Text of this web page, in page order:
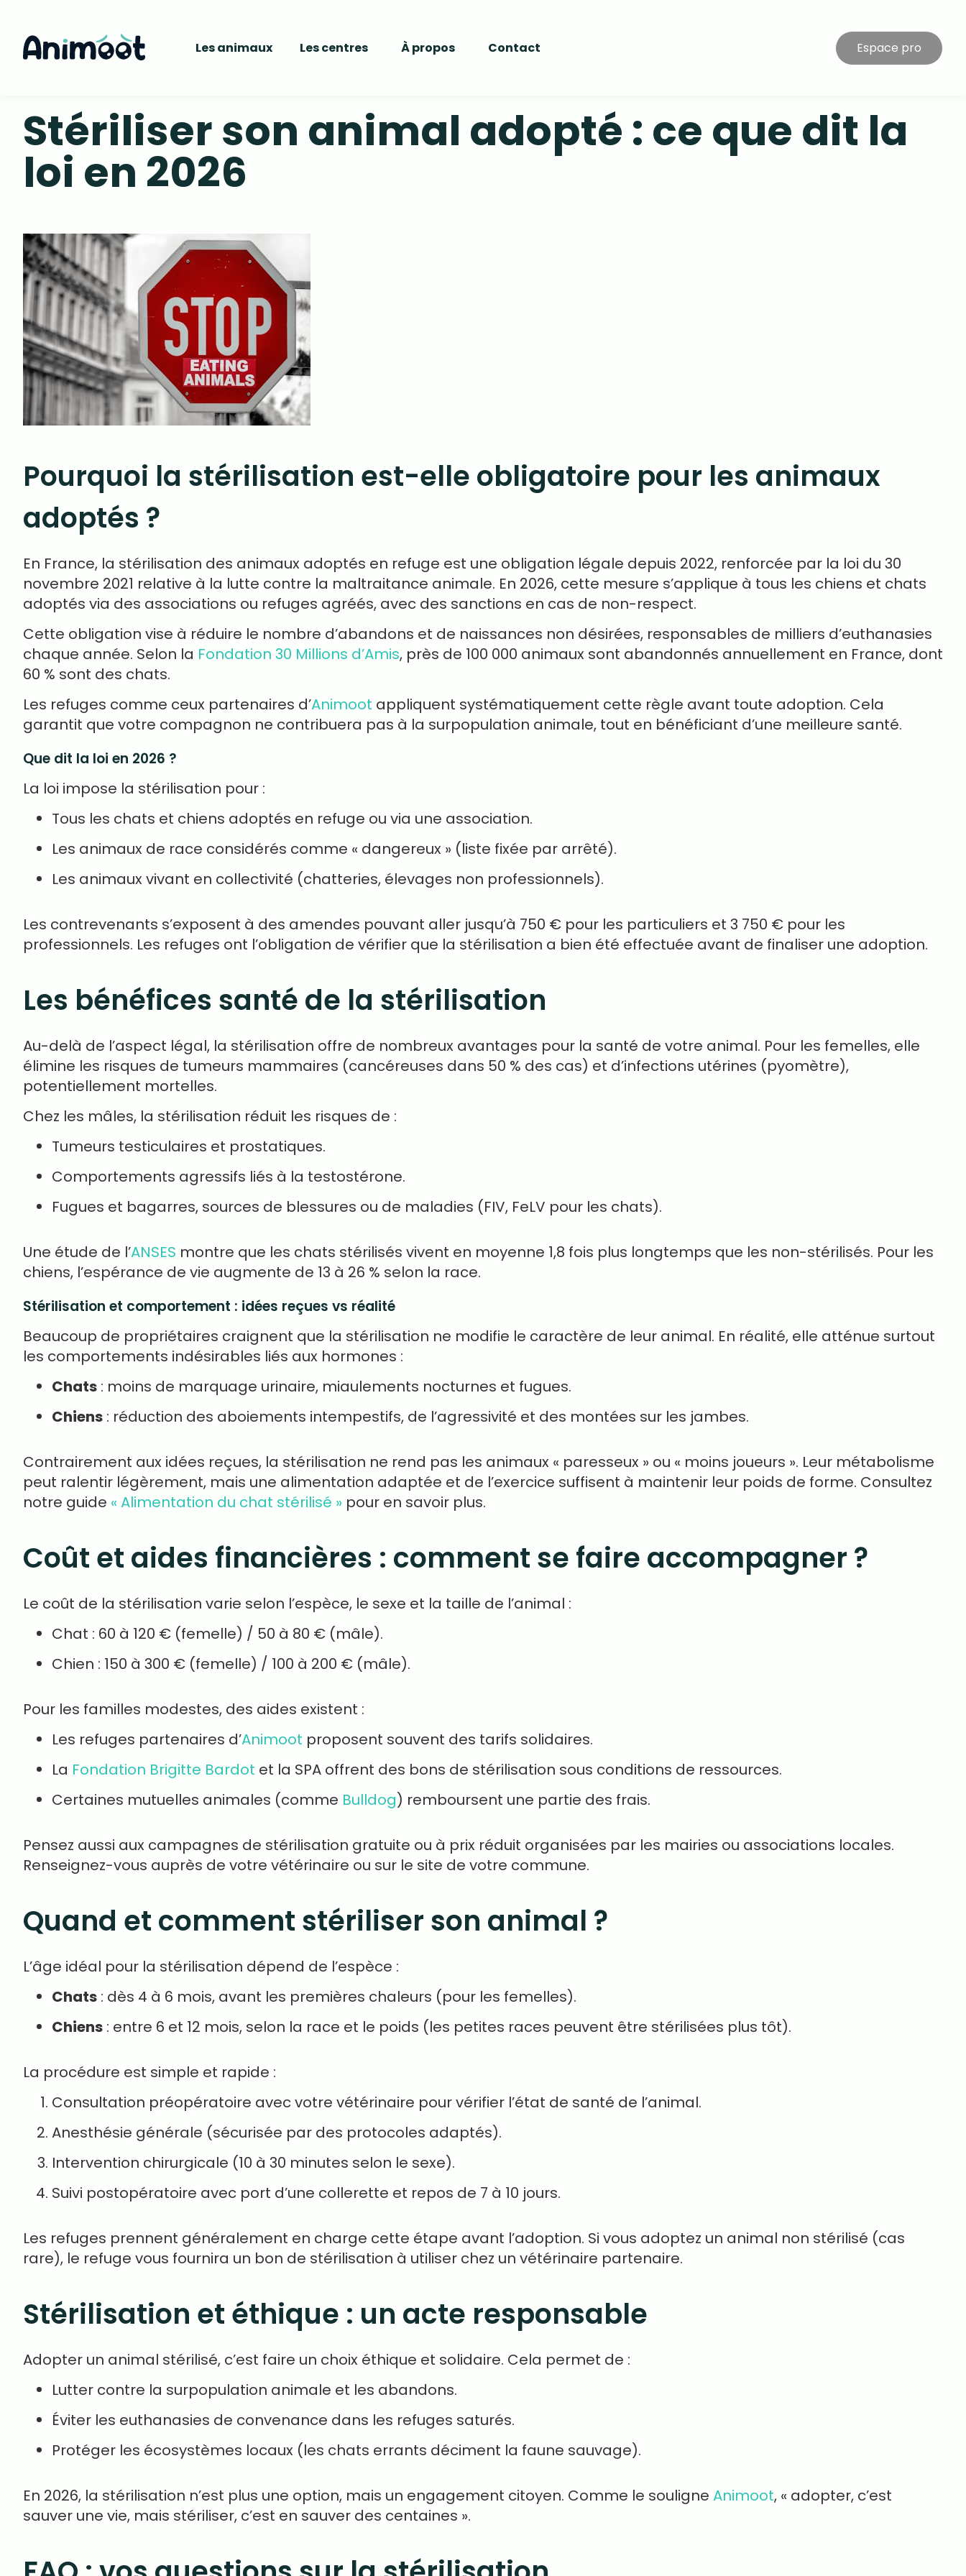
Les animaux Les centres À propos Contact Espace pro
Stériliser son animal adopté : ce que dit la
loi en 2026
Pourquoi la stérilisation est-elle obligatoire pour les animaux
adoptés ?
En France, la stérilisation des animaux adoptés en refuge est une obligation légale depuis 2022, renforcée par la loi du 30
novembre 2021 relative à la lutte contre la maltraitance animale. En 2026, cette mesure s’applique à tous les chiens et chats
adoptés via des associations ou refuges agréés, avec des sanctions en cas de non-respect.
Cette obligation vise à réduire le nombre d’abandons et de naissances non désirées, responsables de milliers d’euthanasies
chaque année. Selon la Fondation 30 Millions d’Amis, près de 100 000 animaux sont abandonnés annuellement en France, dont
60 % sont des chats.
Les refuges comme ceux partenaires d’Animoot appliquent systématiquement cette règle avant toute adoption. Cela
garantit que votre compagnon ne contribuera pas à la surpopulation animale, tout en bénéficiant d’une meilleure santé.
Que dit la loi en 2026 ?
La loi impose la stérilisation pour :
Tous les chats et chiens adoptés en refuge ou via une association.
Les animaux de race considérés comme « dangereux » (liste fixée par arrêté).
Les animaux vivant en collectivité (chatteries, élevages non professionnels).
Les contrevenants s’exposent à des amendes pouvant aller jusqu’à 750 € pour les particuliers et 3 750 € pour les
professionnels. Les refuges ont l’obligation de vérifier que la stérilisation a bien été effectuée avant de finaliser une adoption.
Les bénéfices santé de la stérilisation
Au-delà de l’aspect légal, la stérilisation offre de nombreux avantages pour la santé de votre animal. Pour les femelles, elle
élimine les risques de tumeurs mammaires (cancéreuses dans 50 % des cas) et d’infections utérines (pyomètre),
potentiellement mortelles.
Chez les mâles, la stérilisation réduit les risques de :
Tumeurs testiculaires et prostatiques.
Comportements agressifs liés à la testostérone.
Fugues et bagarres, sources de blessures ou de maladies (FIV, FeLV pour les chats).
Une étude de l’ANSES montre que les chats stérilisés vivent en moyenne 1,8 fois plus longtemps que les non-stérilisés. Pour les
chiens, l’espérance de vie augmente de 13 à 26 % selon la race.
Stérilisation et comportement : idées reçues vs réalité
Beaucoup de propriétaires craignent que la stérilisation ne modifie le caractère de leur animal. En réalité, elle atténue surtout
les comportements indésirables liés aux hormones :
Chats : moins de marquage urinaire, miaulements nocturnes et fugues.
Chiens : réduction des aboiements intempestifs, de l’agressivité et des montées sur les jambes.
Contrairement aux idées reçues, la stérilisation ne rend pas les animaux « paresseux » ou « moins joueurs ». Leur métabolisme
peut ralentir légèrement, mais une alimentation adaptée et de l’exercice suffisent à maintenir leur poids de forme. Consultez
notre guide « Alimentation du chat stérilisé » pour en savoir plus.
Coût et aides financières : comment se faire accompagner ?
Le coût de la stérilisation varie selon l’espèce, le sexe et la taille de l’animal :
Chat : 60 à 120 € (femelle) / 50 à 80 € (mâle).
Chien : 150 à 300 € (femelle) / 100 à 200 € (mâle).
Pour les familles modestes, des aides existent :
Les refuges partenaires d’Animoot proposent souvent des tarifs solidaires.
La Fondation Brigitte Bardot et la SPA offrent des bons de stérilisation sous conditions de ressources.
Certaines mutuelles animales (comme Bulldog) remboursent une partie des frais.
Pensez aussi aux campagnes de stérilisation gratuite ou à prix réduit organisées par les mairies ou associations locales.
Renseignez-vous auprès de votre vétérinaire ou sur le site de votre commune.
Quand et comment stériliser son animal ?
L’âge idéal pour la stérilisation dépend de l’espèce :
Chats : dès 4 à 6 mois, avant les premières chaleurs (pour les femelles).
Chiens : entre 6 et 12 mois, selon la race et le poids (les petites races peuvent être stérilisées plus tôt).
La procédure est simple et rapide :
Consultation préopératoire avec votre vétérinaire pour vérifier l’état de santé de l’animal.
Anesthésie générale (sécurisée par des protocoles adaptés).
Intervention chirurgicale (10 à 30 minutes selon le sexe).
Suivi postopératoire avec port d’une collerette et repos de 7 à 10 jours.
Les refuges prennent généralement en charge cette étape avant l’adoption. Si vous adoptez un animal non stérilisé (cas
rare), le refuge vous fournira un bon de stérilisation à utiliser chez un vétérinaire partenaire.
Stérilisation et éthique : un acte responsable
Adopter un animal stérilisé, c’est faire un choix éthique et solidaire. Cela permet de :
Lutter contre la surpopulation animale et les abandons.
Éviter les euthanasies de convenance dans les refuges saturés.
Protéger les écosystèmes locaux (les chats errants déciment la faune sauvage).
En 2026, la stérilisation n’est plus une option, mais un engagement citoyen. Comme le souligne Animoot, « adopter, c’est
sauver une vie, mais stériliser, c’est en sauver des centaines ».